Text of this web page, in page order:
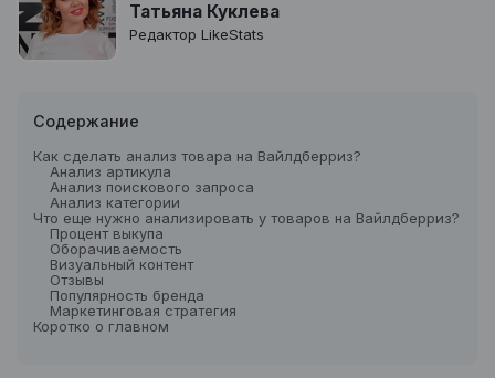
Татьяна Куклева
Редактор LikeStats
Содержание
Как сделать анализ товара на Вайлдберриз?
Анализ артикула
Анализ поискового запроса
Анализ категории
Что еще нужно анализировать у товаров на Вайлдберриз?
Процент выкупа
Оборачиваемость
Визуальный контент
Отзывы
Популярность бренда
Маркетинговая стратегия
Коротко о главном